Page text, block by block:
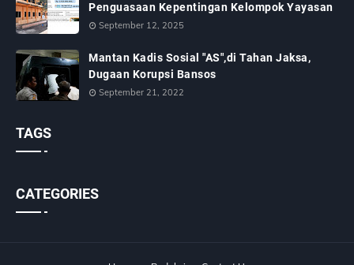
Penguasaan Kepentingan Kelompok Yayasan
September 12, 2025
Mantan Kadis Sosial "AS",di Tahan Jaksa,
Dugaan Korupsi Bansos
September 21, 2022
TAGS
CATEGORIES